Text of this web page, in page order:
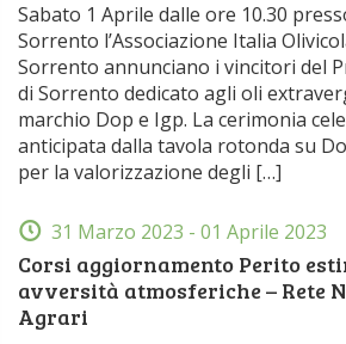
Sabato 1 Aprile dalle ore 10.30
Sorrento l’Associazione Italia
Sorrento annunciano i vincitori del
di Sorrento dedicato agli oli
marchio Dop e Igp. La cerimonia
anticipata dalla tavola rotonda su
per la valorizzazione degli […]
31 Marzo 2023 - 01 Aprile 2023
Corsi aggiornamento Perito
avversità atmosferiche – Rete
Agrari